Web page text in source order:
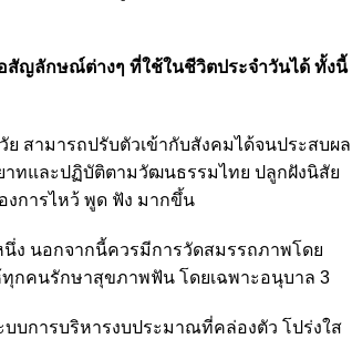
ญลักษณ์ต่างๆ ที่ใช้ในชีวิตประจำวันได้ ทั้งนี้
สามารถปรับตัวเข้ากับสังคมได้จนประสบผล
าทและปฏิบัติตามวัฒนธรรมไทย ปลูกฝังนิสัย
งการไหว้ พูด ฟัง มากขึ้น
ง นอกจากนี้ควรมีการวัดสมรรถภาพโดย
กคนรักษาสุขภาพฟัน โดยเฉพาะอนุบาล 3
บบการบริหารงบประมาณที่คล่องตัว โปร่งใส